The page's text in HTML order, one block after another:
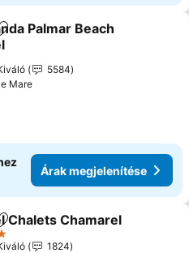
a kedvencekhez
Palmar Beach
5584
Mare
Árak megjelenítése
a kedvencekhez
Chalets Chamarel
1824